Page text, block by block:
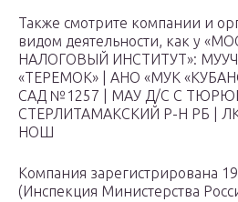
Также смотрите компании и
видом деятельности, как у
НАЛОГОВЫЙ ИНСТИТУТ»:
«ТЕРЕМОК» | АНО «МУК
САД №1257 | МАУ Д/С С
СТЕРЛИТАМАКСКИЙ Р-Н РБ |
НОШ
Компания зарегистрирована
(Инспекция Министерства